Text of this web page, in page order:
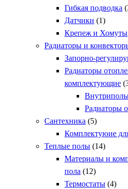
Гибкая подводка
Датчики (1)
Крепеж и Хомуты
Радиаторы и
Запорно-
Радиаторы
комплектующие
Радиаторы
Сантехника (5)
Комплектуюие
Теплые полы (14)
Материалы и
пола (12)
Термостаты (4)